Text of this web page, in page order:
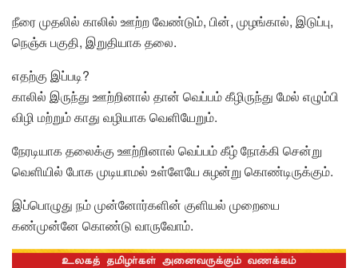
நீரை முதலில் காலில் ஊற்ற வேண்டும், பின், முழங்கால், இடுப்பு,
நெஞ்சு பகுதி, இறுதியாக தலை.
எதற்கு இப்படி?
காலில் இருந்து ஊற்றினால் தான் வெப்பம் கீழிருந்து மேல் எழும்பி
விழி மற்றும் காது வழியாக வெளியேறும்.
நேரடியாக தலைக்கு ஊற்றினால் வெப்பம் கீழ் நோக்கி சென்று
வெளியில் போக முடியாமல் உள்ளேயே சுழன்று கொண்டிருக்கும்.
இப்பொழுது நம் முன்னோர்களின் குளியல் முறையை
கண்முன்னே கொண்டு வாருவோம்.